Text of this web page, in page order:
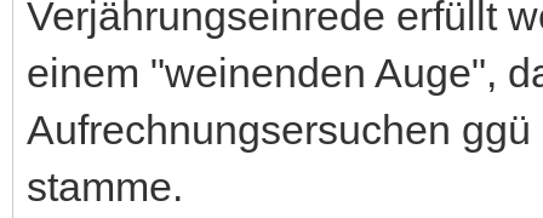
Verjährungseinrede erfüllt
einem "weinenden Auge",
Aufrechnungsersuchen
stamme.